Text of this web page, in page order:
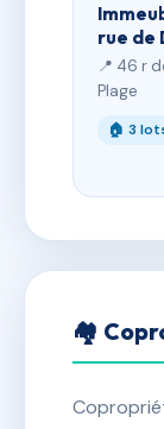
rue de
📍 46 r
Plage
🏠 3
🏘